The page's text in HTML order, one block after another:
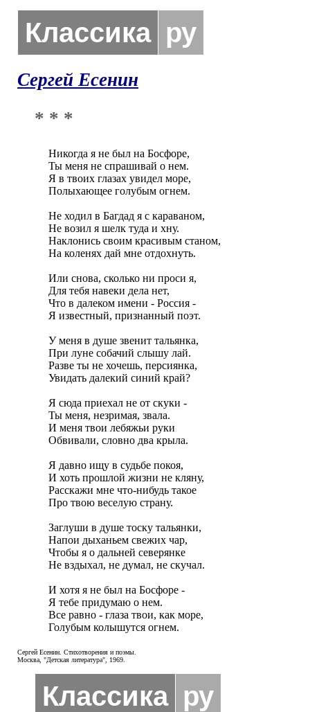
Классика ру
Сергей Есенин
* * *
Никогда я не был на Босфоре,
Ты меня не спрашивай о нем.
Я в твоих глазах увидел море,
Полыхающее голубым огнем.
Не ходил в Багдад я с караваном,
Не возил я шелк туда и хну.
Наклонись своим красивым станом,
На коленях дай мне отдохнуть.
Или снова, сколько ни проси я,
Для тебя навеки дела нет,
Что в далеком имени - Россия -
Я известный, признанный поэт.
У меня в душе звенит тальянка,
При луне собачий слышу лай.
Разве ты не хочешь, персиянка,
Увидать далекий синий край?
Я сюда приехал не от скуки -
Ты меня, незримая, звала.
И меня твои лебяжьи руки
Обвивали, словно два крыла.
Я давно ищу в судьбе покоя,
И хоть прошлой жизни не кляну,
Расскажи мне что-нибудь такое
Про твою веселую страну.
Заглуши в душе тоску тальянки,
Напои дыханьем свежих чар,
Чтобы я о дальней северянке
Не вздыхал, не думал, не скучал.
И хотя я не был на Босфоре -
Я тебе придумаю о нем.
Все равно - глаза твои, как море,
Голубым колышутся огнем.
Сергей Есенин. Стихотворения и поэмы.
Москва, "Детская литература", 1969.
Классика ру